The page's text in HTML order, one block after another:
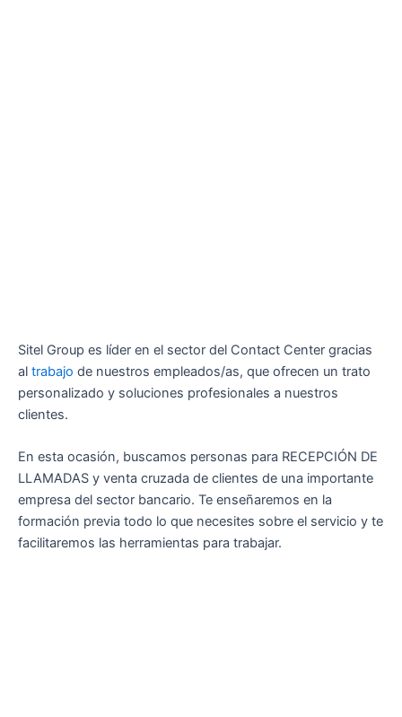
Sitel Group es líder en el sector del Contact Center gracias
al trabajo de nuestros empleados/as, que ofrecen un trato
personalizado y soluciones profesionales a nuestros
clientes.
En esta ocasión, buscamos personas para RECEPCIÓN DE
LLAMADAS y venta cruzada de clientes de una importante
empresa del sector bancario. Te enseñaremos en la
formación previa todo lo que necesites sobre el servicio y te
facilitaremos las herramientas para trabajar.